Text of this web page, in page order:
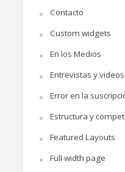
Contacto
Custom widgets
En los Medios
Entrevistas y videos
Error en la
Estructura y
Featured Layouts
Full width page